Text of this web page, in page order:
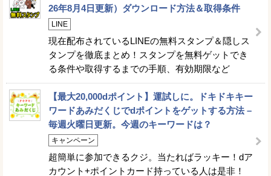
26年8月4日更新）ダウンロード方法＆取得条件
LINE
現在配布されているLINEの無料スタンプ＆隠しス
タンプを徹底まとめ！スタンプを無料ゲットでき
る条件や取得するまでの手順、有効期限など
【最大20,000dポイント】運試しに。ドキドキキー
ワードあみだくじでdポイントをゲットする方法 –
毎週火曜日更新。今週のキーワードは？
キャンペーン
超簡単に参加できるクジ。当たればラッキー！dア
カウント+ポイントカード持っている人は是非！